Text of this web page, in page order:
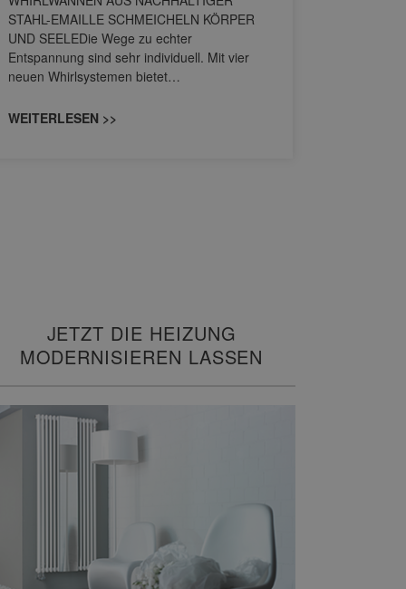
STAHL-EMAILLE SCHMEICHELN KÖRPER
UND SEELEDie Wege zu echter
Entspannung sind sehr individuell. Mit vier
neuen Whirlsystemen bietet…
WEITERLESEN >>
JETZT DIE HEIZUNG
MODERNISIEREN LASSEN